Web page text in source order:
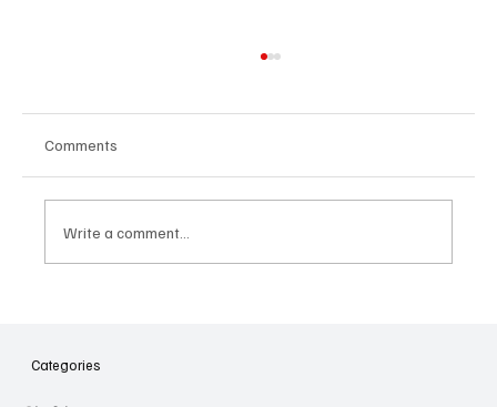
նվիրում որոշում
Comments
Write a comment...
Categories